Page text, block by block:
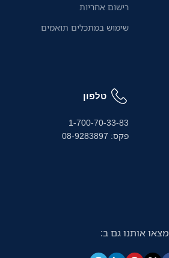
רישום אחריות
שימוש במתכלים תואמים
טלפון
1-700-70-33-83
פקס: 08-9283897
מצאו אותנו גם ב: